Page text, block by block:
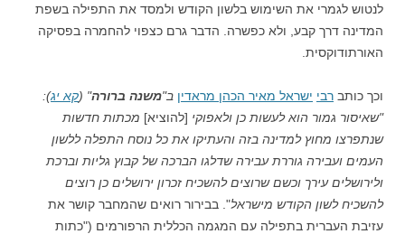
לנטוש לגמרי את השימוש בלשון הקודש ולמסד את התפילה בשפת
המדינה דרך קבע, ולא כפשרה. הדבר גרם כצפוי להחמרה בפסיקה
האורתודוקסית.
וכך כותב רבי ישראל מאיר הכהן מראדין ב"משנה ברורה" (קא יג):
"שאיסור גמור הוא לעשות כן ולאפוקי [להוציא] מכתות חדשות
שנתפרצו מחוץ למדינה בזה והעתיקו את כל נוסח התפלה ללשון
העמים ועבירה גוררת עבירה שדלגו הברכה של קבוץ גליות וברכת
ולירושלים עירך וכשם שרוצים להשכיח זכרון ירושלים כן רוצים
להשכיח לשון הקודש מישראל". בבירור רואים שהמחבר קושר את
עזיבת העברית בתפילה עם המגמה הכללית הרפורמים ("כתות